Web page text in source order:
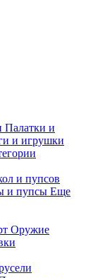
Палатки и
и игрушки
и пупсов
и пупсы Еще
Оружие